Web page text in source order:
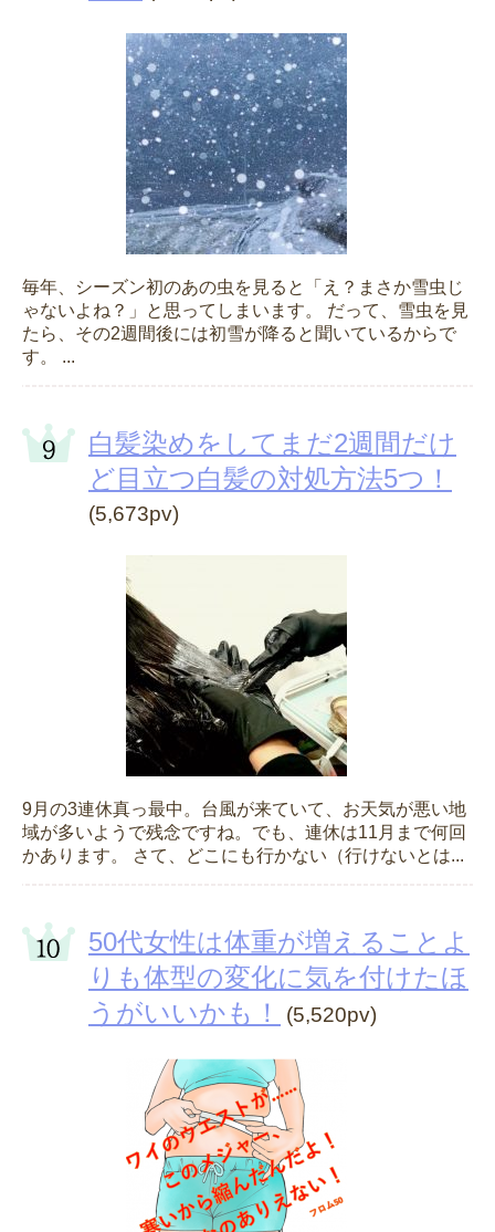
毎年、シーズン初のあの虫を見ると「え？まさか雪虫じ
ゃないよね？」と思ってしまいます。 だって、雪虫を見
たら、その2週間後には初雪が降ると聞いているからで
す。 ...
白髪染めをしてまだ2週間だけ
ど目立つ白髪の対処方法5つ！
(5,673pv)
9月の3連休真っ最中。台風が来ていて、お天気が悪い地
域が多いようで残念ですね。でも、連休は11月まで何回
かあります。 さて、どこにも行かない（行けないとは...
50代女性は体重が増えることよ
りも体型の変化に気を付けたほ
うがいいかも！
(5,520pv)